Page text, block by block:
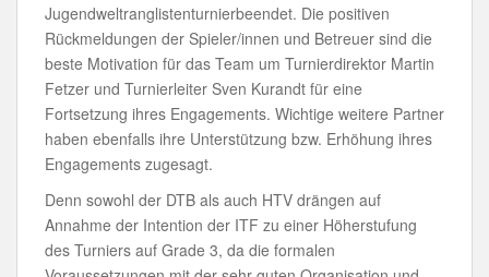
Jugendweltranglistenturnierbeendet. Die positiven
Rückmeldungen der Spieler/innen und Betreuer sind die
beste Motivation für das Team um Turnierdirektor Martin
Fetzer und Turnierleiter Sven Kurandt für eine
Fortsetzung ihres Engagements. Wichtige weitere Partner
haben ebenfalls ihre Unterstützung bzw. Erhöhung ihres
Engagements zugesagt.
Denn sowohl der DTB als auch HTV drängen auf
Annahme der Intention der ITF zu einer Höherstufung
des Turniers auf Grade 3, da die formalen